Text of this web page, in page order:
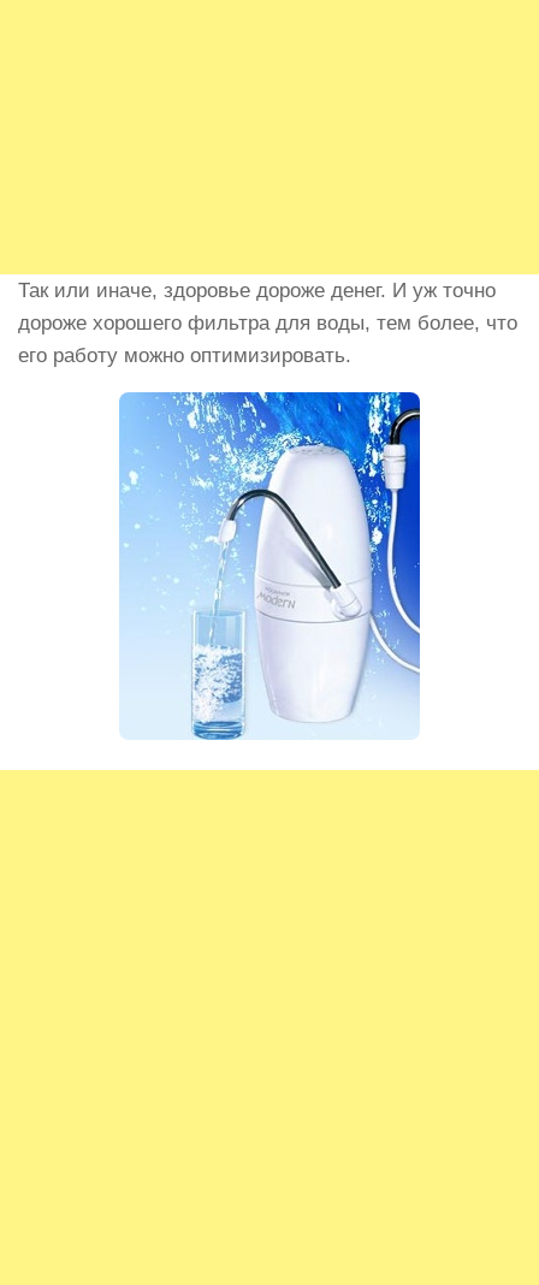
Так или иначе, здоровье дороже денег. И уж точно
дороже хорошего фильтра для воды, тем более, что
его работу можно оптимизировать.